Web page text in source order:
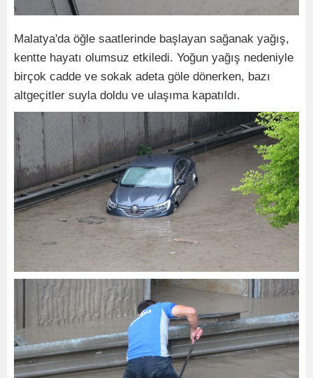
Malatya'da öğle saatlerinde başlayan sağanak yağış,
kentte hayatı olumsuz etkiledi. Yoğun yağış nedeniyle
birçok cadde ve sokak adeta göle dönerken, bazı
altgeçitler suyla doldu ve ulaşıma kapatıldı.